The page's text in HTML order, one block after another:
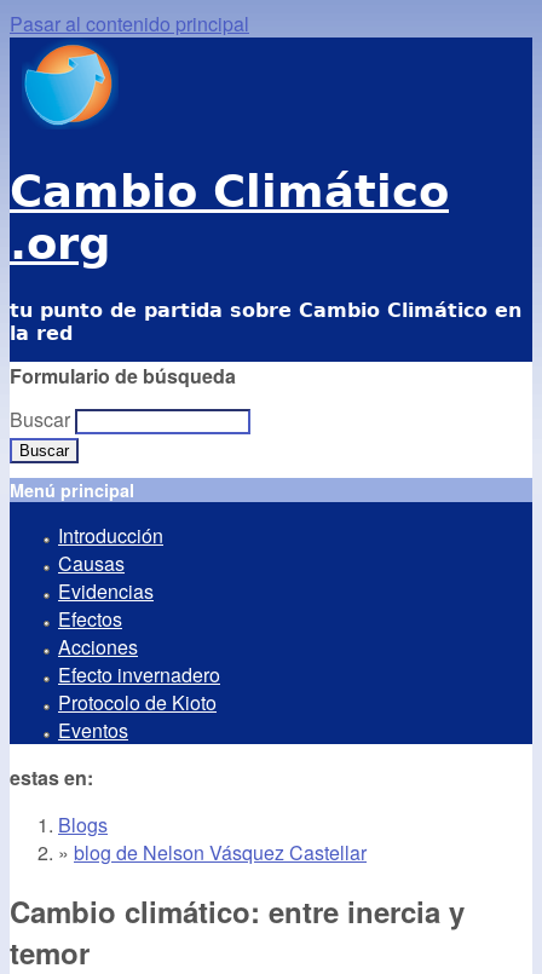
Pasar al contenido principal
Cambio Climático
.org
tu punto de partida sobre Cambio Climático en
la red
Formulario de búsqueda
Buscar
Menú principal
Introducción
Causas
Evidencias
Efectos
Acciones
Efecto invernadero
Protocolo de Kioto
Eventos
estas en:
Blogs
» blog de Nelson Vásquez Castellar
Cambio climático: entre inercia y
temor